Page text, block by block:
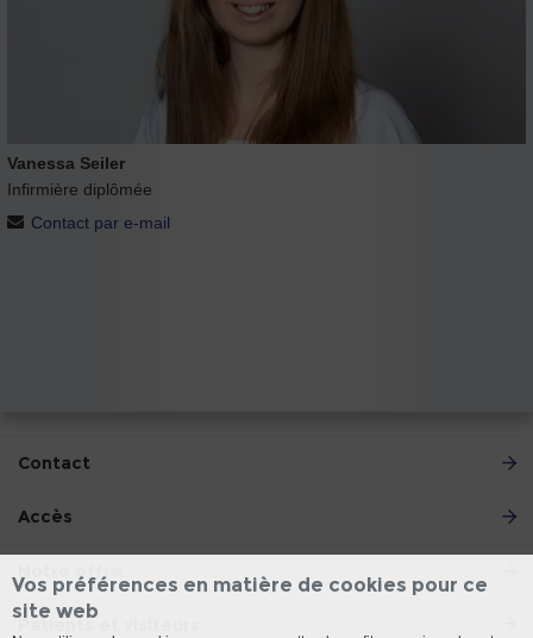
Vanessa Seiler
Infirmière diplômée
Contact par e-mail
Contact
Accès
Notre offre
Patients et visiteurs
Vos préférences en matière de cookies pour ce
site web